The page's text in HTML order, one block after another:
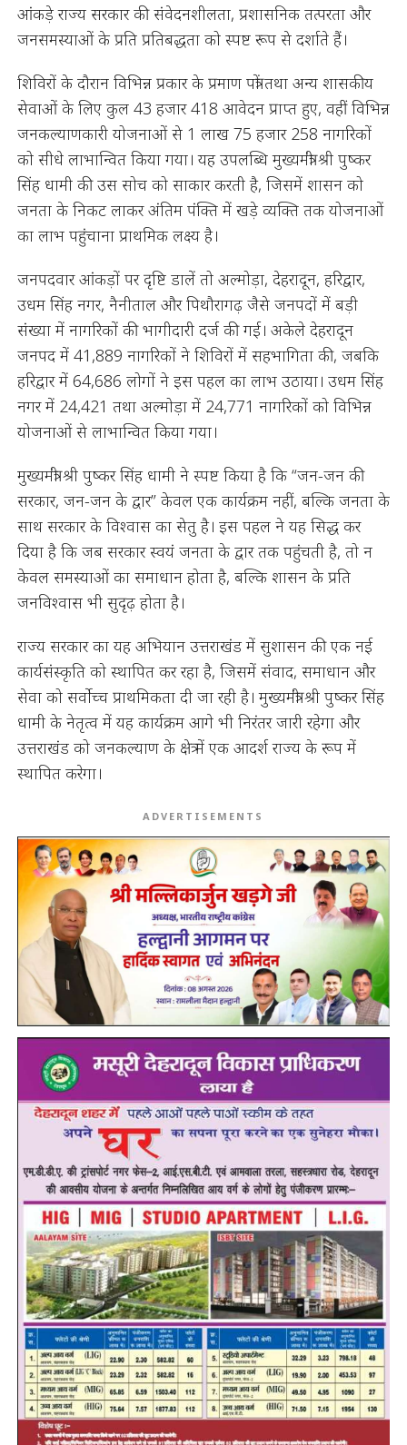
आंकड़े राज्य सरकार की संवेदनशीलता, प्रशासनिक तत्परता और
जनसमस्याओं के प्रति प्रतिबद्धता को स्पष्ट रूप से दर्शाते हैं।
शिविरों के दौरान विभिन्न प्रकार के प्रमाण पत्रों तथा अन्य शासकीय
सेवाओं के लिए कुल 43 हजार 418 आवेदन प्राप्त हुए, वहीं विभिन्न
जनकल्याणकारी योजनाओं से 1 लाख 75 हजार 258 नागरिकों
को सीधे लाभान्वित किया गया। यह उपलब्धि मुख्यमंत्री श्री पुष्कर
सिंह धामी की उस सोच को साकार करती है, जिसमें शासन को
जनता के निकट लाकर अंतिम पंक्ति में खड़े व्यक्ति तक योजनाओं
का लाभ पहुंचाना प्राथमिक लक्ष्य है।
जनपदवार आंकड़ों पर दृष्टि डालें तो अल्मोड़ा, देहरादून, हरिद्वार,
उधम सिंह नगर, नैनीताल और पिथौरागढ़ जैसे जनपदों में बड़ी
संख्या में नागरिकों की भागीदारी दर्ज की गई। अकेले देहरादून
जनपद में 41,889 नागरिकों ने शिविरों में सहभागिता की, जबकि
हरिद्वार में 64,686 लोगों ने इस पहल का लाभ उठाया। उधम सिंह
नगर में 24,421 तथा अल्मोड़ा में 24,771 नागरिकों को विभिन्न
योजनाओं से लाभान्वित किया गया।
मुख्यमंत्री श्री पुष्कर सिंह धामी ने स्पष्ट किया है कि “जन-जन की
सरकार, जन-जन के द्वार” केवल एक कार्यक्रम नहीं, बल्कि जनता के
साथ सरकार के विश्वास का सेतु है। इस पहल ने यह सिद्ध कर
दिया है कि जब सरकार स्वयं जनता के द्वार तक पहुंचती है, तो न
केवल समस्याओं का समाधान होता है, बल्कि शासन के प्रति
जनविश्वास भी सुदृढ़ होता है।
राज्य सरकार का यह अभियान उत्तराखंड में सुशासन की एक नई
कार्यसंस्कृति को स्थापित कर रहा है, जिसमें संवाद, समाधान और
सेवा को सर्वोच्च प्राथमिकता दी जा रही है। मुख्यमंत्री श्री पुष्कर सिंह
धामी के नेतृत्व में यह कार्यक्रम आगे भी निरंतर जारी रहेगा और
उत्तराखंड को जनकल्याण के क्षेत्र में एक आदर्श राज्य के रूप में
स्थापित करेगा।
ADVERTISEMENTS